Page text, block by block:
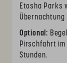
Etosha Parks
Übernachtung
Optional:
Pirschfahrt im
Stunden.